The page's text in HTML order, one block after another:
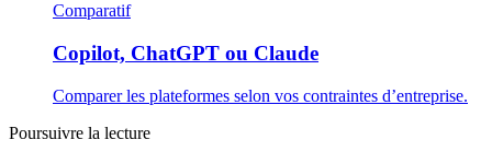
Comparatif
Copilot, ChatGPT ou Claude
Comparer les plateformes selon vos contraintes d’entreprise.
Poursuivre la lecture